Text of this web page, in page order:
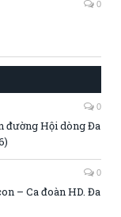
0
0
đường Hội dòng Đa
0
– Ca đoàn HD. Đa